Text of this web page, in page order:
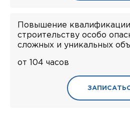
Повышение
строительству особо
сложных и уникальных
от 104 часов